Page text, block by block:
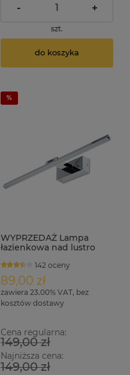
- +
szt.
do koszyka
WYPRZEDAŻ Lampa
łazienkowa nad lustro
cm IP44 MONI
142 oceny
89,00 zł
zawiera 23.00% VAT, bez
kosztów dostawy
Cena regularna:
149,00 zł
Najniższa cena:
149,00 zł